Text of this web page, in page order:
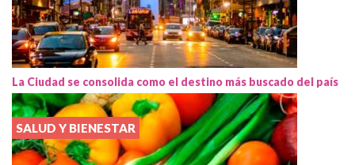
La Ciudad se consolida como el destino más buscado del país
SALUD Y BIENESTAR